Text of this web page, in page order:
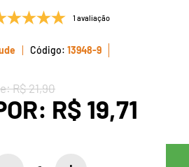
1 avaliação
13948-9
R$ 21,90
R$ 19,71